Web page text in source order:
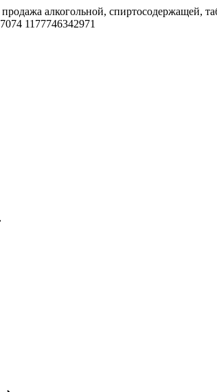
алкогольной, спиртосодержащей,
1177746342971